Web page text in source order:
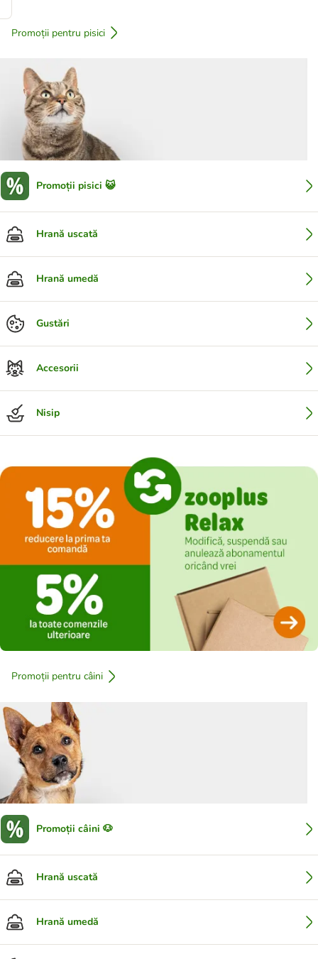
Promoții pentru pisici
Promoții pisici 😺
Hrană uscată
Hrană umedă
Gustări
Accesorii
Nisip
Promoții pentru câini
Promoții câini 🐶
Hrană uscată
Hrană umedă